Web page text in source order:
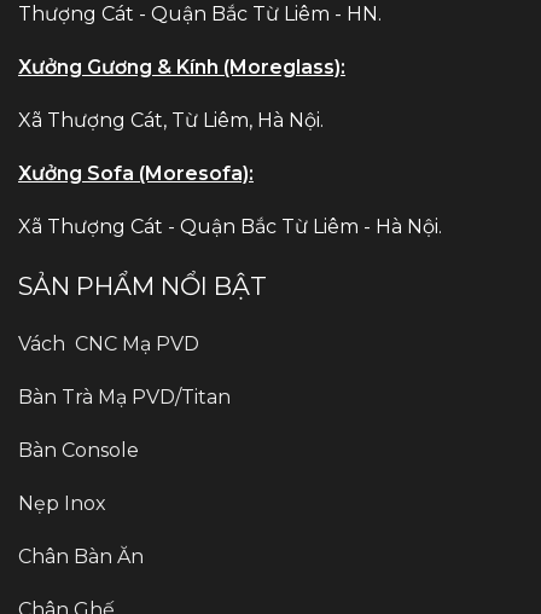
Thượng Cát - Quận Bắc Từ Liêm - HN.
Xưởng Gương & Kính (Moreglass):
Xã Thượng Cát, Từ Liêm, Hà Nội.
Xưởng Sofa (Moresofa):
Xã Thượng Cát - Quận Bắc Từ Liêm - Hà Nội.
SẢN PHẨM NỔI BẬT
Vách CNC Mạ PVD
Bàn Trà Mạ PVD/Titan
Bàn Console
Nẹp Inox
Chân Bàn Ăn